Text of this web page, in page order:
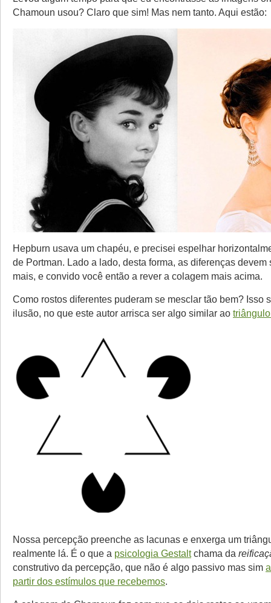
Chamoun usou? Claro que sim! Mas nem tanto. Aqui estão:
Hepburn usava um chapéu, e precisei espelhar
de Portman. Lado a lado, desta forma, as diferenças devem
mais, e convido você então a rever a colagem mais acima.
Como rostos diferentes puderam se mesclar tão bem? Isso
ilusão, no que este autor arrisca ser algo similar ao
Nossa percepção preenche as lacunas e enxerga um
realmente lá. É o que a psicologia Gestaltchama da
construtivo da percepção, que não é algo passivo mas sim
partir dos estímulos que recebemos.